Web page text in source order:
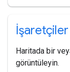
İşaretçiler
Haritada bir
görüntüleyin.